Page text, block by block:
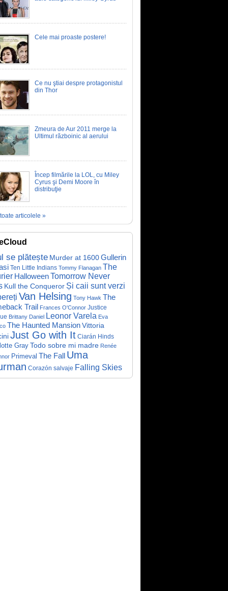
Cele mai proaste postere!
Ce nu ştiai despre protagonistul
din Thor
Zmeura de Aur 2011 merge la
Ultimul războinic al aerului
Încep filmările la LOL, cu Miley
Cyrus şi Demi Moore în
distribuţie
articolele »
se plătește Murder at 1600Gullerin
Ten Little Indians Tommy Flanagan The
HalloweenTomorrow Never
Kull the Conqueror Și caii sunt verzi
Van Helsing Tony Hawk The
Trail Frances O'Connor Justice
Brittany Daniel Leonor Varela Eva
The Haunted MansionVittoria
Just Go with It Ciarán Hinds
GrayTodo sobre mi madre Renée
Primeval The Fall Uma
Corazón salvaje Falling Skies